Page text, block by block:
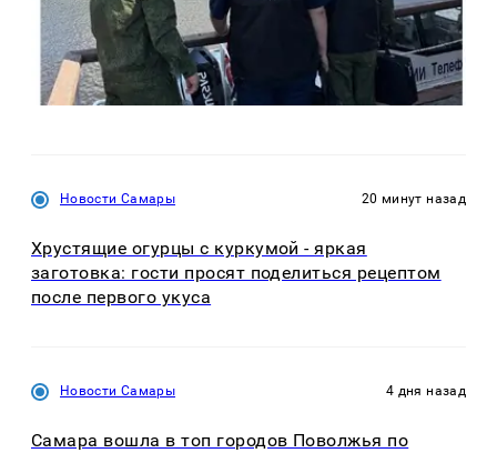
Новости Самары 20 минут назад
Хрустящие огурцы с куркумой - яркая
заготовка: гости просят поделиться рецептом
после первого укуса
Новости Самары 4 дня назад
Самара вошла в топ городов Поволжья по